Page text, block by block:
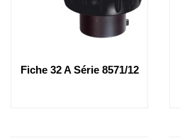
Fiche 32 A Série 8571/12